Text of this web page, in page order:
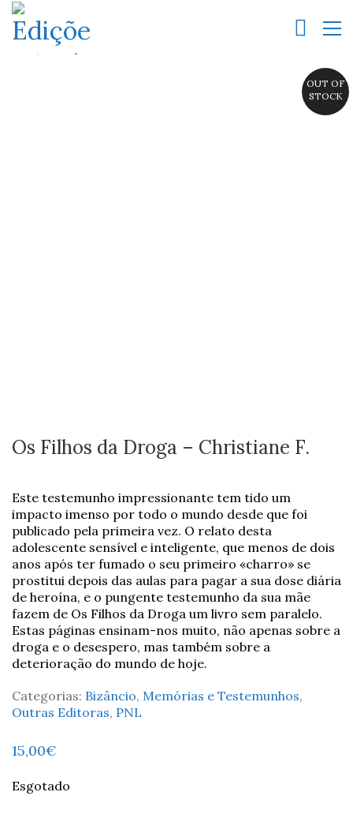
OUT OF
STOCK
Os Filhos da Droga – Christiane F.
Este testemunho impressionante tem tido um
impacto imenso por todo o mundo desde que foi
publicado pela primeira vez. O relato desta
adolescente sensível e inteligente, que menos de dois
anos após ter fumado o seu primeiro «charro» se
prostitui depois das aulas para pagar a sua dose diária
de heroína, e o pungente testemunho da sua mãe
fazem de Os Filhos da Droga um livro sem paralelo.
Estas páginas ensinam-nos muito, não apenas sobre a
droga e o desespero, mas também sobre a
deterioração do mundo de hoje.
Categorias: Bizâncio, Memórias e Testemunhos,
Outras Editoras, PNL
15,00€
Esgotado